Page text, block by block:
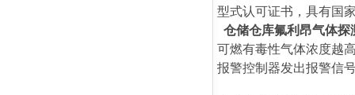
型式认可证书，具有国
仓储仓库氟利昂气体探
可燃有毒性气体浓度越
报警控制器发出报警信